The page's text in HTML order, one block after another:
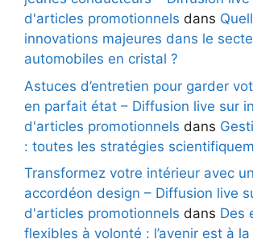
d'articles promotionnels dans
innovations majeures dans le
automobiles en cristal ?
Astuces d’entretien pour garder
en parfait état – Diffusion live sur
d'articles promotionnels dans
: toutes les stratégies
Transformez votre intérieur avec
accordéon design – Diffusion live
d'articles promotionnels dans Des
flexibles à volonté : l’avenir est à